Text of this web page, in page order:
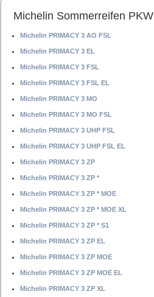
Michelin Sommerreifen PKW
Michelin PRIMACY 3 AO FSL
Michelin PRIMACY 3 EL
Michelin PRIMACY 3 FSL
Michelin PRIMACY 3 FSL EL
Michelin PRIMACY 3 MO
Michelin PRIMACY 3 MO FSL
Michelin PRIMACY 3 UHP FSL
Michelin PRIMACY 3 UHP FSL EL
Michelin PRIMACY 3 ZP
Michelin PRIMACY 3 ZP *
Michelin PRIMACY 3 ZP * MOE
Michelin PRIMACY 3 ZP * MOE XL
Michelin PRIMACY 3 ZP * S1
Michelin PRIMACY 3 ZP EL
Michelin PRIMACY 3 ZP MOE
Michelin PRIMACY 3 ZP MOE EL
Michelin PRIMACY 3 ZP XL